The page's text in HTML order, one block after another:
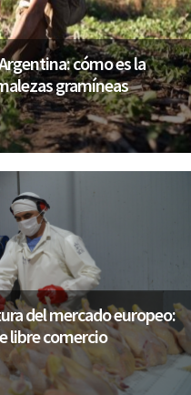
cómo es la
gramíneas
del mercado europeo:
libre comercio